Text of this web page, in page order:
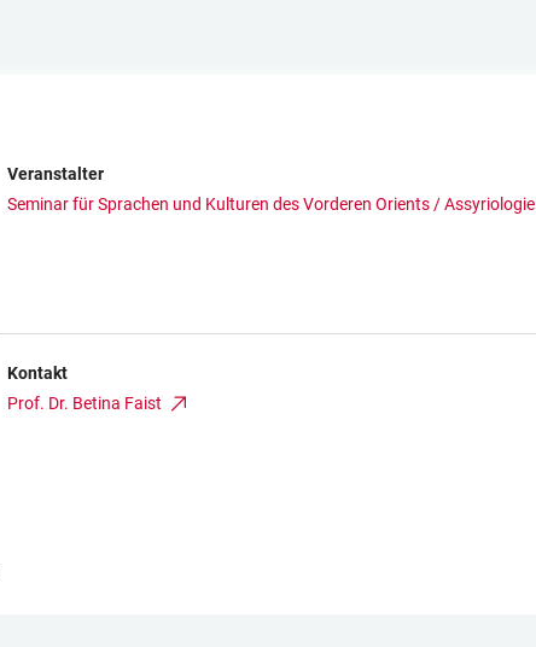
Veranstalter
Seminar für Sprachen und Kulturen des Vorderen Orients / Assyriologie
Kontakt
Prof. Dr. Betina Faist